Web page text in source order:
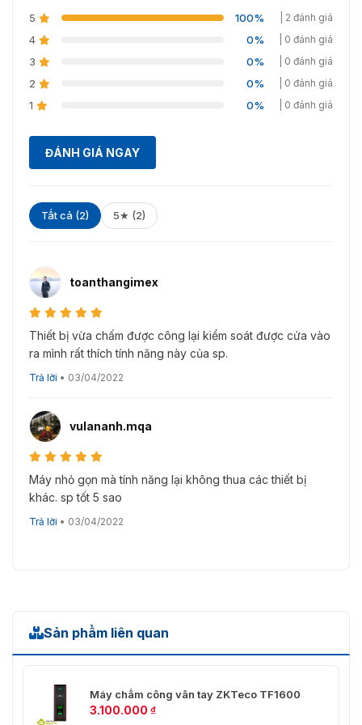
hàng giả, hàng kém chất lượng hoặc mua với giá cao.
Hình ảnh thực tế của model chấm công vân tay MA300
5 100% | 2 đánh giá
4 0% | 0 đánh giá
3 0% | 0 đánh giá
2 0% | 0 đánh giá
1 0% | 0 đánh giá
ĐÁNH GIÁ NGAY
Tất cả (2) 5★ (2)
toanthangimex
Thiết bị vừa chấm được công lại kiểm soát được cửa vào
ra mình rất thích tính năng này của sp.
Trả lời • 03/04/2022
vulananh.mqa
Máy nhỏ gọn mà tính năng lại không thua các thiết bị
khác. sp tốt 5 sao
Trả lời • 03/04/2022
Sản phẩm liên quan
Máy chấm công vân tay ZKTeco TF1600
3.100.000 ₫